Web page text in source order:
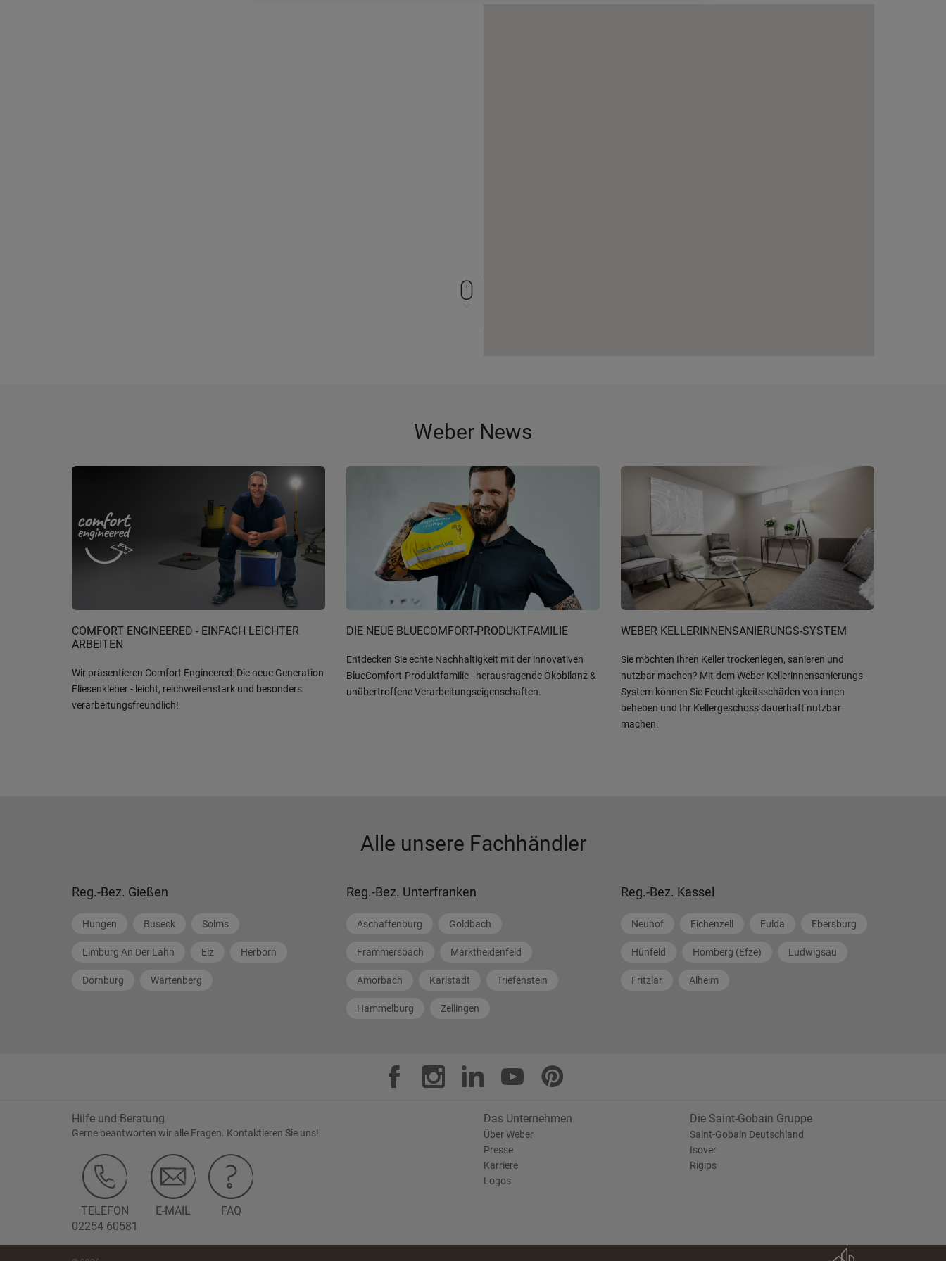
Weber News
COMFORT ENGINEERED - EINFACH LEICHTER
ARBEITEN
Wir präsentieren Comfort Engineered: Die neue Generation
Fliesenkleber - leicht, reichweitenstark und besonders
verarbeitungsfreundlich!
DIE NEUE BLUECOMFORT-PRODUKTFAMILIE
Entdecken Sie echte Nachhaltigkeit mit der innovativen
BlueComfort-Produktfamilie - herausragende Ökobilanz &
unübertroffene Verarbeitungseigenschaften.
WEBER KELLERINNENSANIERUNGS-SYSTEM
Sie möchten Ihren Keller trockenlegen, sanieren und
nutzbar machen? Mit dem Weber Kellerinnensanierungs-
System können Sie Feuchtigkeitsschäden von innen
beheben und Ihr Kellergeschoss dauerhaft nutzbar
machen.
Alle unsere Fachhändler
Reg.-Bez. Gießen
Hungen Buseck Solms
Limburg An Der Lahn Elz Herborn
Dornburg Wartenberg
Reg.-Bez. Unterfranken
Aschaffenburg Goldbach
Frammersbach Marktheidenfeld
Amorbach Karlstadt Triefenstein
Hammelburg Zellingen
Reg.-Bez. Kassel
Neuhof Eichenzell Fulda Ebersburg
Hünfeld Homberg (Efze) Ludwigsau
Fritzlar Alheim
Hilfe und Beratung
Gerne beantworten wir alle Fragen. Kontaktieren Sie uns!
TELEFON
02254 60581
E-MAIL FAQ
Das Unternehmen
Über Weber
Presse
Karriere
Logos
Die Saint-Gobain Gruppe
Saint-Gobain Deutschland
Isover
Rigips